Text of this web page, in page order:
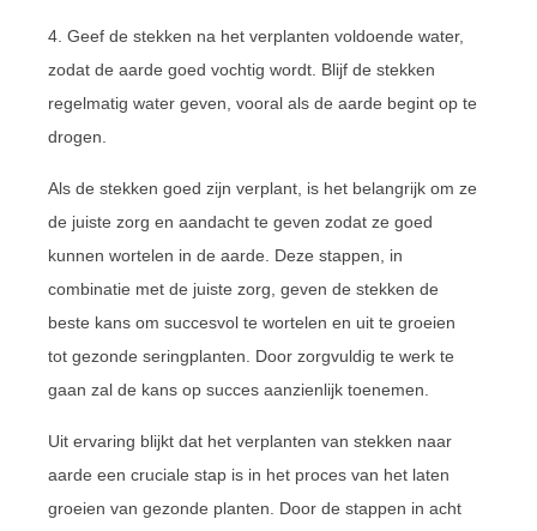
4. Geef de stekken na het verplanten voldoende water,
zodat de aarde goed vochtig wordt. Blijf de stekken
regelmatig water geven, vooral als de aarde begint op te
drogen.
Als de stekken goed zijn verplant, is het belangrijk om ze
de juiste zorg en aandacht te geven zodat ze goed
kunnen wortelen in de aarde. Deze stappen, in
combinatie met de juiste zorg, geven de stekken de
beste kans om succesvol te wortelen en uit te groeien
tot gezonde seringplanten. Door zorgvuldig te werk te
gaan zal de kans op succes aanzienlijk toenemen.
Uit ervaring blijkt dat het verplanten van stekken naar
aarde een cruciale stap is in het proces van het laten
groeien van gezonde planten. Door de stappen in acht